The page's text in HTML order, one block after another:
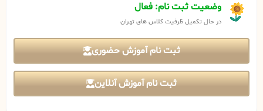
وضعیت ثبت نام: فعال
در حال تکمیل ظرفیت کلاس های تهران
ثبت نام آموزش حضوری
ثبت نام آموزش آنلاین